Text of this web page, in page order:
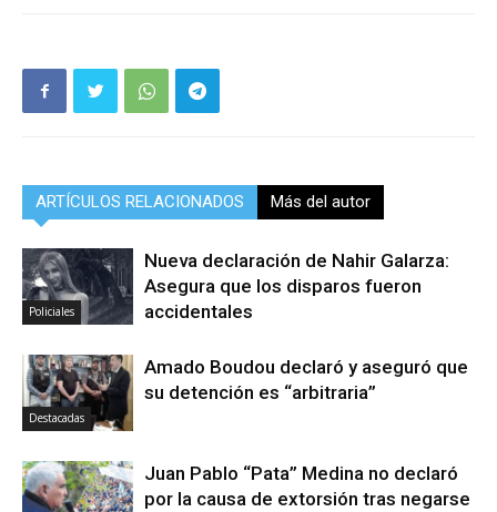
ARTÍCULOS RELACIONADOS Más del autor
Policiales
Nueva declaración de Nahir Galarza:
Asegura que los disparos fueron
accidentales
Destacadas
Amado Boudou declaró y aseguró que
su detención es “arbitraria”
Juan Pablo “Pata” Medina no declaró
por la causa de extorsión tras negarse